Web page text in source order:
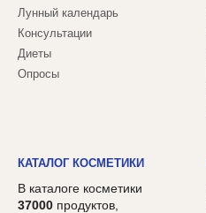
Лунный календарь
Консультации
Диеты
Опросы
КАТАЛОГ КОСМЕТИКИ
В каталоге косметики
37000 продуктов,